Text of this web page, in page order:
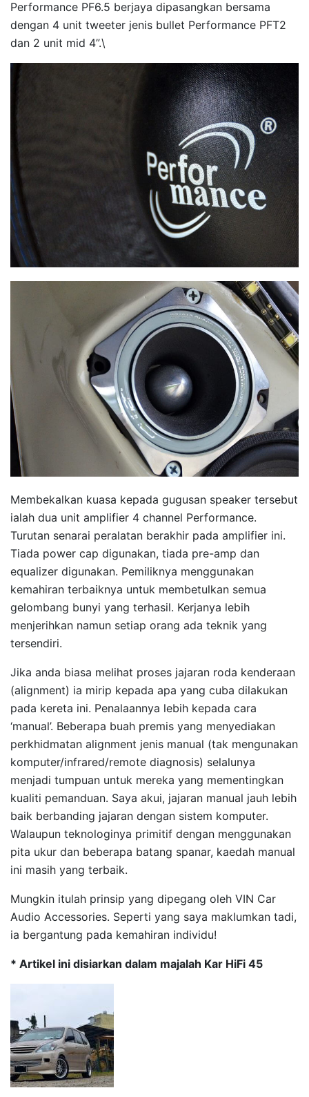
Performance PF6.5 berjaya dipasangkan bersama
dengan 4 unit tweeter jenis bullet Performance PFT2
dan 2 unit mid 4”.\
Membekalkan kuasa kepada gugusan speaker tersebut
ialah dua unit amplifier 4 channel Performance.
Turutan senarai peralatan berakhir pada amplifier ini.
Tiada power cap digunakan, tiada pre-amp dan
equalizer digunakan. Pemiliknya menggunakan
kemahiran terbaiknya untuk membetulkan semua
gelombang bunyi yang terhasil. Kerjanya lebih
menjerihkan namun setiap orang ada teknik yang
tersendiri.
Jika anda biasa melihat proses jajaran roda kenderaan
(alignment) ia mirip kepada apa yang cuba dilakukan
pada kereta ini. Penalaannya lebih kepada cara
‘manual’. Beberapa buah premis yang menyediakan
perkhidmatan alignment jenis manual (tak mengunakan
komputer/infrared/remote diagnosis) selalunya
menjadi tumpuan untuk mereka yang mementingkan
kualiti pemanduan. Saya akui, jajaran manual jauh lebih
baik berbanding jajaran dengan sistem komputer.
Walaupun teknologinya primitif dengan menggunakan
pita ukur dan beberapa batang spanar, kaedah manual
ini masih yang terbaik.
Mungkin itulah prinsip yang dipegang oleh VIN Car
Audio Accessories. Seperti yang saya maklumkan tadi,
ia bergantung pada kemahiran individu!
* Artikel ini disiarkan dalam majalah Kar HiFi 45